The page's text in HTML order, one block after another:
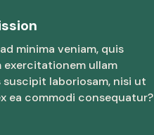
minima veniam, quis
exercitationem ullam
laboriosam, nisi ut
ea commodi consequatur?